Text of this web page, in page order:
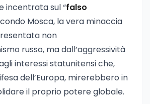
incentrata sul “falso
Mosca, la vera minaccia
non
russo, ma dall’aggressività
interessi statunitensi che,
dell’Europa, mirerebbero in
il proprio potere globale.